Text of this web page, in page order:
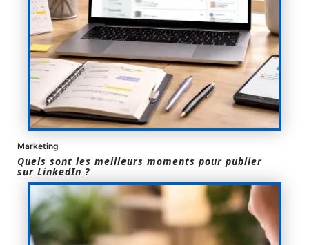
Marketing
Quels sont les meilleurs moments pour publier
sur LinkedIn ?